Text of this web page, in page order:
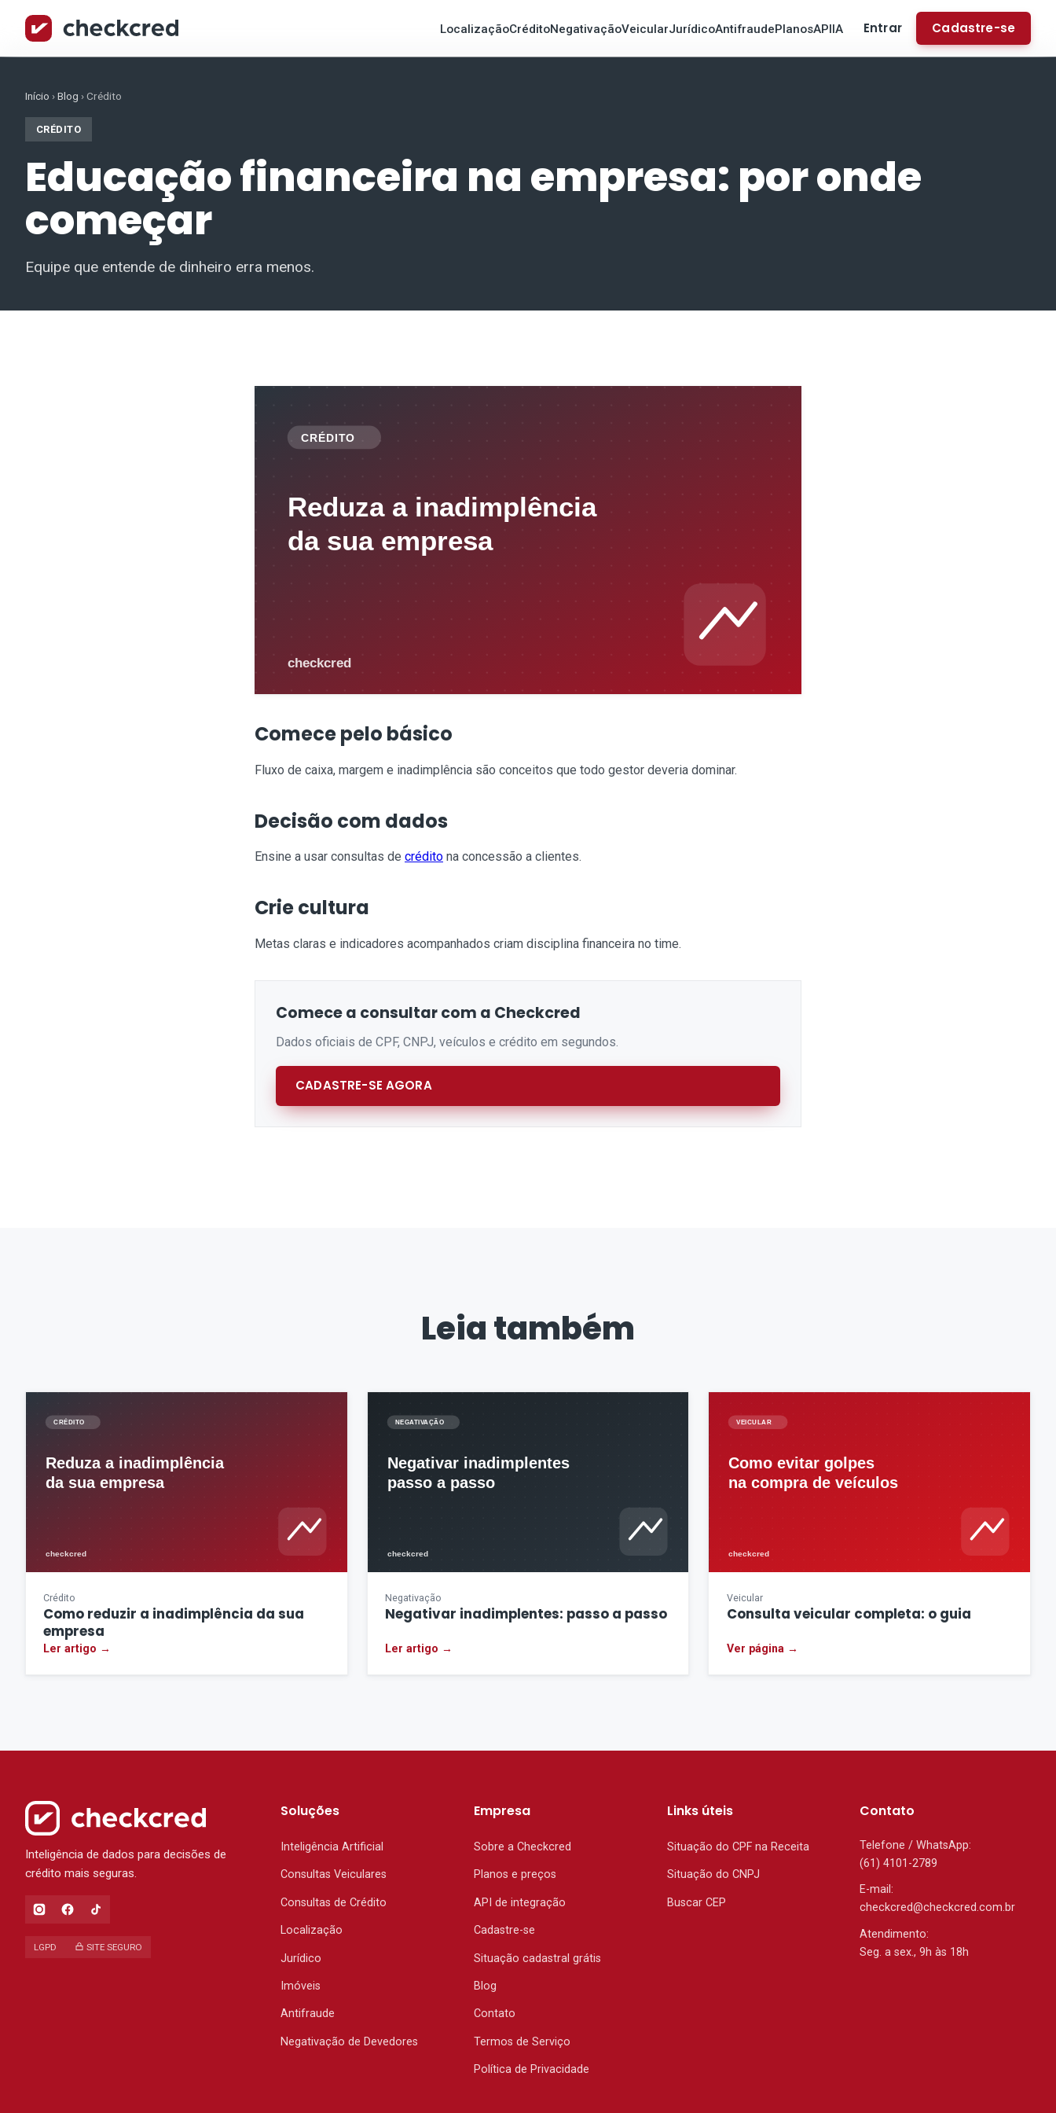
LocalizaçãoCréditoNegativaçãoVeicularJurídicoAntifraudePlanosAPIIA Entrar Cadastre-se
Início ›Blog ›Crédito
CRÉDITO
Educação financeira na empresa: por onde
começar
Equipe que entende de dinheiro erra menos.
Comece pelo básico
Fluxo de caixa, margem e inadimplência são conceitos que todo gestor deveria dominar.
Decisão com dados
Ensine a usar consultas de crédito na concessão a clientes.
Crie cultura
Metas claras e indicadores acompanhados criam disciplina financeira no time.
Comece a consultar com a Checkcred
Dados oficiais de CPF, CNPJ, veículos e crédito em segundos.
CADASTRE-SE AGORA
Leia também
Crédito
Como reduzir a inadimplência da sua
empresa
Ler artigo →
Negativação
Negativar inadimplentes: passo a passo
Ler artigo →
Veicular
Consulta veicular completa: o guia
Ver página →
Inteligência de dados para decisões de
crédito mais seguras.
LGPD SITE SEGURO
Soluções
Inteligência Artificial
Consultas Veiculares
Consultas de Crédito
Localização
Jurídico
Imóveis
Antifraude
Negativação de Devedores
Empresa
Sobre a Checkcred
Planos e preços
API de integração
Cadastre-se
Situação cadastral grátis
Blog
Contato
Termos de Serviço
Política de Privacidade
Links úteis
Situação do CPF na Receita
Situação do CNPJ
Buscar CEP
Contato
Telefone / WhatsApp:
(61) 4101-2789
E-mail:
checkcred@checkcred.com.br
Atendimento:
Seg. a sex., 9h às 18h